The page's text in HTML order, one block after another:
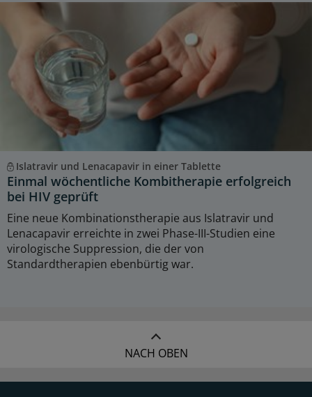
Islatravir und Lenacapavir in einer Tablette
Einmal wöchentliche Kombitherapie erfolgreich
bei HIV geprüft
Eine neue Kombinationstherapie aus Islatravir und
Lenacapavir erreichte in zwei Phase-III-Studien eine
virologische Suppression, die der von
Standardtherapien ebenbürtig war.
NACH OBEN